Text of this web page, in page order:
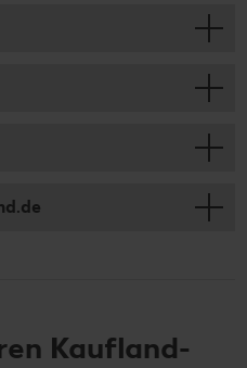
Kaufland-